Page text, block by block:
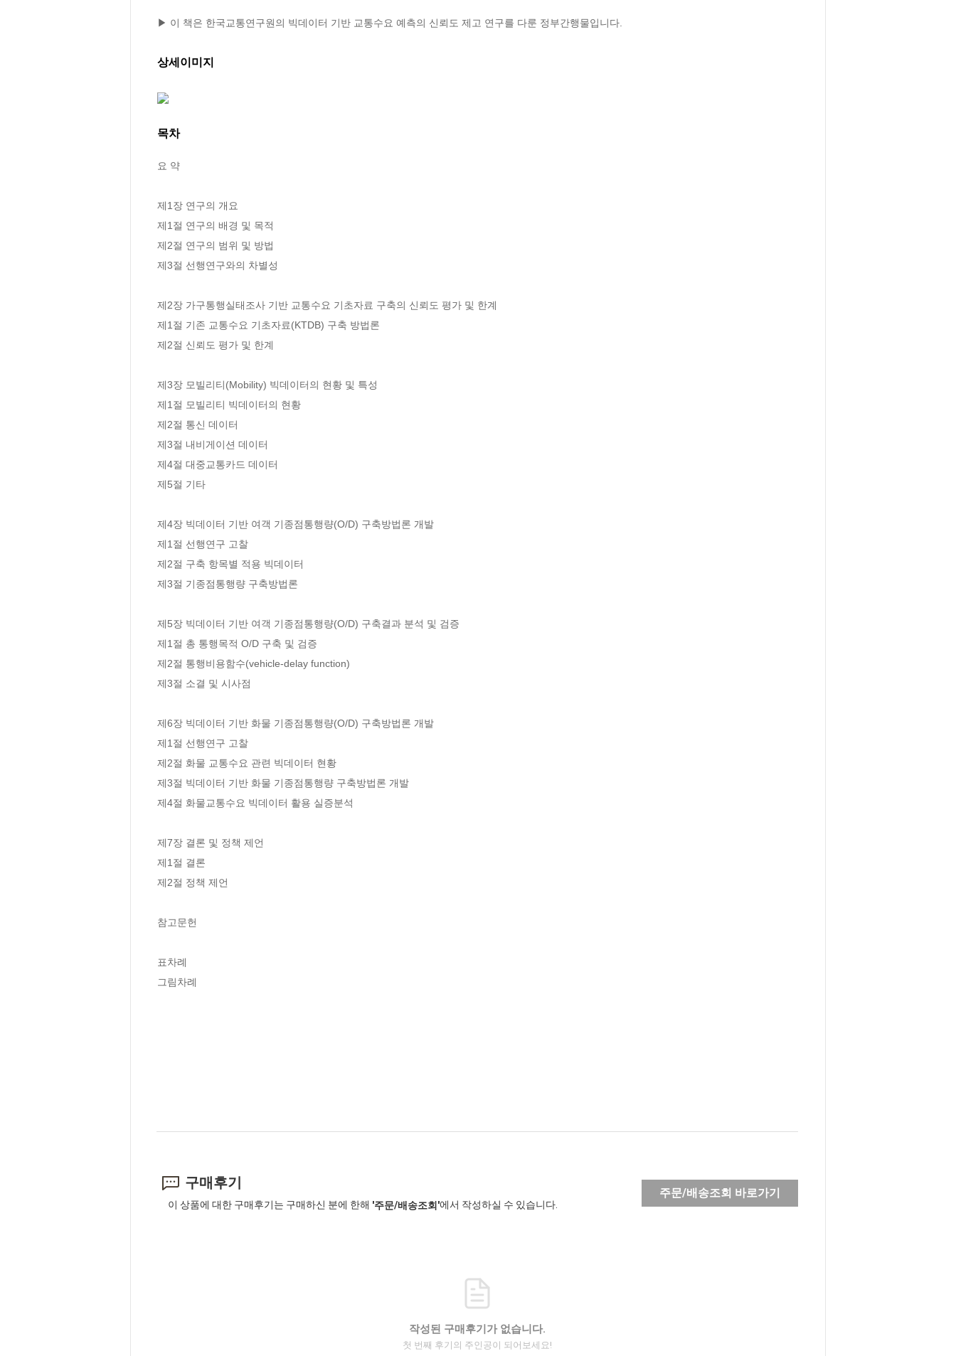
▶ 이 책은 한국교통연구원의 빅데이터 기반 교통수요 예측의 신뢰도 제고 연구를 다룬 정부간행물입니다.
상세이미지
목차
요 약
제1장 연구의 개요
제1절 연구의 배경 및 목적
제2절 연구의 범위 및 방법
제3절 선행연구와의 차별성
제2장 가구통행실태조사 기반 교통수요 기초자료 구축의 신뢰도 평가 및 한계
제1절 기존 교통수요 기초자료(KTDB) 구축 방법론
제2절 신뢰도 평가 및 한계
제3장 모빌리티(Mobility) 빅데이터의 현황 및 특성
제1절 모빌리티 빅데이터의 현황
제2절 통신 데이터
제3절 내비게이션 데이터
제4절 대중교통카드 데이터
제5절 기타
제4장 빅데이터 기반 여객 기종점통행량(O/D) 구축방법론 개발
제1절 선행연구 고찰
제2절 구축 항목별 적용 빅데이터
제3절 기종점통행량 구축방법론
제5장 빅데이터 기반 여객 기종점통행량(O/D) 구축결과 분석 및 검증
제1절 총 통행목적 O/D 구축 및 검증
제2절 통행비용함수(vehicle-delay function)
제3절 소결 및 시사점
제6장 빅데이터 기반 화물 기종점통행량(O/D) 구축방법론 개발
제1절 선행연구 고찰
제2절 화물 교통수요 관련 빅데이터 현황
제3절 빅데이터 기반 화물 기종점통행량 구축방법론 개발
제4절 화물교통수요 빅데이터 활용 실증분석
제7장 결론 및 정책 제언
제1절 결론
제2절 정책 제언
참고문헌
표차례
그림차례
구매후기
이 상품에 대한 구매후기는 구매하신 분에 한해 '주문/배송조회'에서 작성하실 수 있습니다.
주문/배송조회 바로가기
작성된 구매후기가 없습니다.
첫 번째 후기의 주인공이 되어보세요!